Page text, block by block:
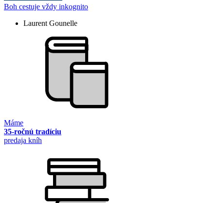
Boh cestuje vždy inkognito
Laurent Gounelle
Máme
35-ročnú tradíciu
predaja kníh